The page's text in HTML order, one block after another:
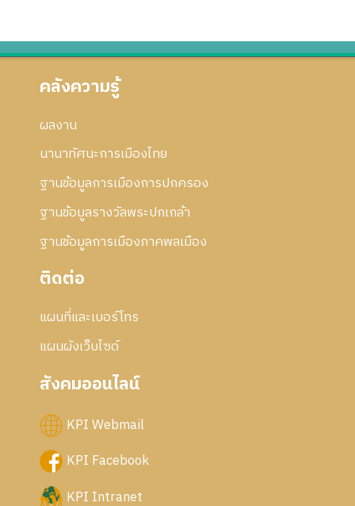
จิ
ก
คลังความรู้
ผลงาน
นานาทัศนะการเมืองไทย
ฐานข้อมูลการเมืองการปกครอง
ฐานข้อมูลรางวัลพระปกเกล้า
ฐานข้อมูลการเมืองภาคพลเมือง
ติดต่อ
แผนที่และเบอร์โทร
แผนผังเว็บไซด์
สังคมออนไลน์
KPI Webmail
KPI Facebook
KPI Intranet